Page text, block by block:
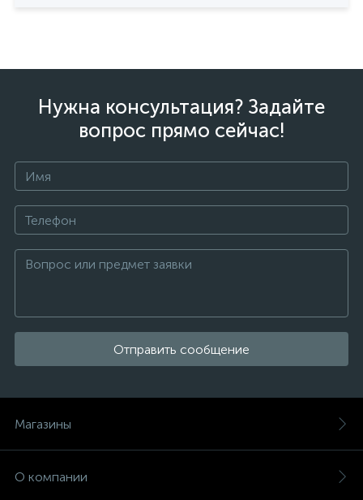
Нужна консультация? Задайте
вопрос прямо сейчас!
Отправить сообщение
Магазины
О компании